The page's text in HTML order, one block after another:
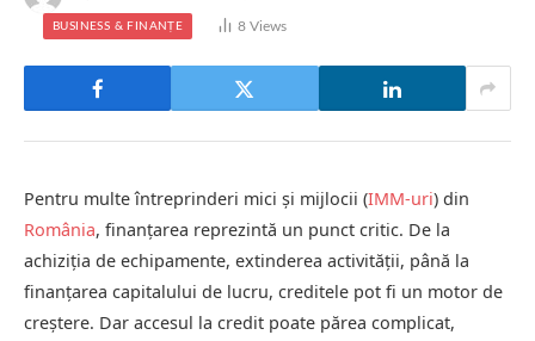
BUSINESS & FINANȚE 8Views
Pentru multe întreprinderi mici și mijlocii (IMM-uri) din
România, finanțarea reprezintă un punct critic. De la
achiziția de echipamente, extinderea activității, până la
finanțarea capitalului de lucru, creditele pot fi un motor de
creștere. Dar accesul la credit poate părea complicat,